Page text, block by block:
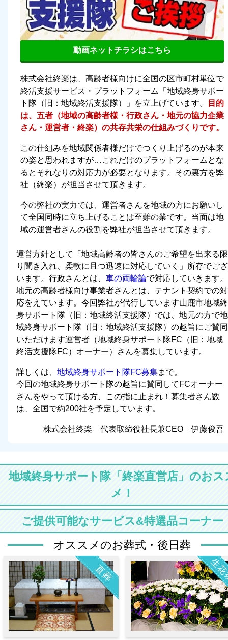
動画ネットチラシはこちら
株式会社終楽は、高齢者様向けに全国の区市町村単位で
終活支援サービス・プラットフォーム「地域終身サポー
ト隊（旧：地域終活支援隊）」を立上げています。
目的
は、五者（地域の高齢者様・行政さん・地元の協力企業
さん・運営者・終楽）の共存共栄の仕組みづくりです。
この仕組みを地域関係者様だけでつくり上げるのが本来
の姿と思われますが…これだけのプラットフォームとな
るとそれなりの対応力が必要となります。その裏方を弊
社（終楽）が担当させて頂きます。
今の弊社の実力では、運営者さんを地域の方にお願いし
て全国同時に立ち上げることは至難の業です。当面は地
域の運営者さんの役割を弊社が担当させて頂きます。
運営方針として「 地域高齢者の皆さんのご希望を出来る限
り聞き入れ、柔軟に且つ迅速に対応していく
」所存でござ
います。行政さんとは、 車の両輪論で対応していきます。
地元の高齢者様向け事業者さんとは、テナント契約での対
応をえています。今回弊社が代行しています山鹿市地域終
身サポート隊（旧：地域終活支援隊）では、地元の方で地
域終身サポート隊（旧：地域終活支援隊）の趣旨にご賛同
いただけます運営者（地域終身サポート隊FC（旧：地域
終活支援隊FC）オーナー）さんを募集しています。
詳しくは、 地域終身サポート隊FC募集まで。
今回の地域終身サポート隊の趣旨に賛同してFCオーナー
さんをやって頂ける方、この指に止まれ！募集者さん数
は、全国で約200社を予定しています。
株式会社終楽 代表取締役社長兼CEO 伊藤俊吾
地域終身サポート隊「終楽直営店」のおス
メ！
ご提供可能なサービス&特選品コーナー
オススメのお葬式・後日葬
直葬 生